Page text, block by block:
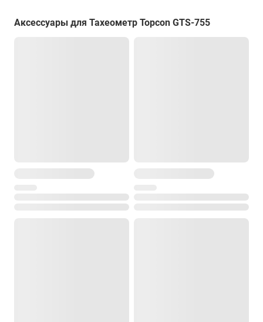
Аксессуары для Тахеометр Topcon GTS-755